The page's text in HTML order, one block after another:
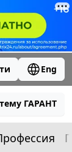
Eng
ГАРАНТ